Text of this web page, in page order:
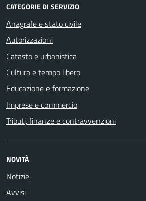
CATEGORIE DI SERVIZIO
Anagrafe e stato civile
Autorizzazioni
Catasto e urbanistica
Cultura e tempo libero
Educazione e formazione
Imprese e commercio
Tributi, finanze e contravvenzioni
NOVITÀ
Notizie
Avvisi